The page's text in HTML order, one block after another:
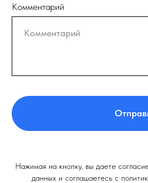
Комментарий
Нажимая на кнопку, вы даете
данных и соглашаетесь c